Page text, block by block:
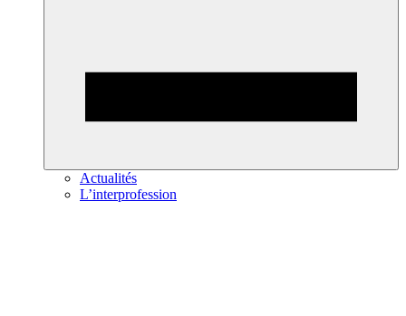
Actualités
L’interprofession